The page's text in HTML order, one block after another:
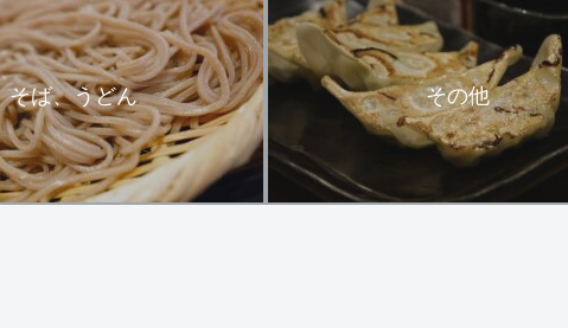
そば、うどん その他